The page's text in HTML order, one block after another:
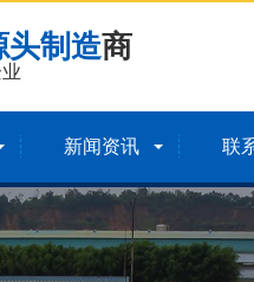
头制造商
新闻资讯 联